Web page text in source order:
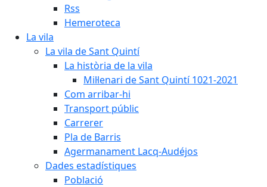
Rss
Hemeroteca
La vila
La vila de Sant Quintí
La història de la vila
Mil·lenari de Sant Quintí 1021-2021
Com arribar-hi
Transport públic
Carrerer
Pla de Barris
Agermanament Lacq-Audéjos
Dades estadístiques
Població